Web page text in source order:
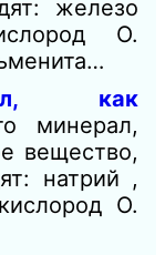
железо
О.
как
минерал,
вещество,
натрий ,
О.